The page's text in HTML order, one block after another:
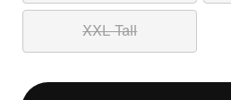
XXL Tall